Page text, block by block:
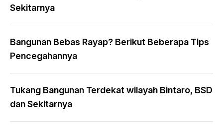
Sekitarnya
Bangunan Bebas Rayap? Berikut Beberapa Tips
Pencegahannya
Tukang Bangunan Terdekat wilayah Bintaro, BSD
dan Sekitarnya